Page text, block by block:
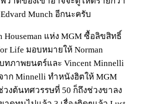
Edvard Munch อีกนะครับ
Houseman แห่ง MGM ซื้อลิขสิทธิ์
Life มอบหมายให้ Norman
ทภาพยนตร์และ Vincent Minnelli
าก Minnelli ทำหนังฮิตให้ MGM
วงต้นทศวรรษที่ 50 ก็ถึงช่วงขาลง